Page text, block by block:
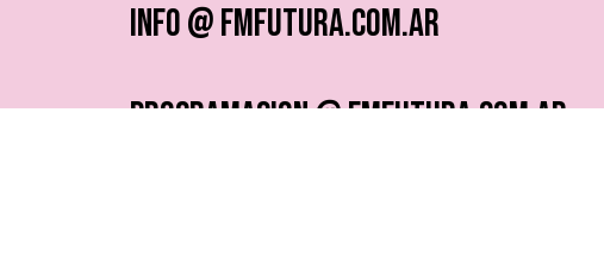
info @ fmfutura.com.ar
programacion @ fmfutura.com.ar